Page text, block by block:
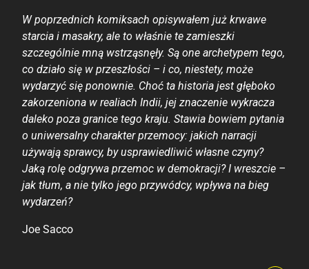
W poprzednich komiksach opisywałem już krwawe
starcia i masakry, ale to właśnie te zamieszki
szczególnie mną wstrząsnęły. Są one archetypem tego,
co działo się w przeszłości – i co, niestety, może
wydarzyć się ponownie. Choć ta historia jest głęboko
zakorzeniona w realiach Indii, jej znaczenie wykracza
daleko poza granice tego kraju. Stawia bowiem pytania
o uniwersalny charakter przemocy: jakich narracji
używają sprawcy, by usprawiedliwić własne czyny?
Jaką rolę odgrywa przemoc w demokracji? I wreszcie –
jak tłum, a nie tylko jego przywódcy, wpływa na bieg
wydarzeń?
Joe Sacco